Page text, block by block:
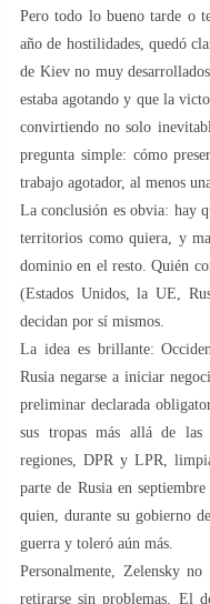
Pero todo lo bueno tarde o
año de hostilidades, quedó
de Kiev no muy
estaba agotando y que la
convirtiendo no solo
pregunta simple: cómo
trabajo agotador, al menos
La conclusión es obvia: hay
territorios como quiera, y
dominio en el resto. Quién
(Estados Unidos, la UE,
decidan por sí mismos.
La idea es brillante:
Rusia negarse a iniciar
preliminar declarada
sus tropas más allá de las
regiones, DPR y LPR,
parte de Rusia en
quien, durante su gobierno
guerra y toleró aún más.
Personalmente, Zelensky
retirarse sin problemas. El